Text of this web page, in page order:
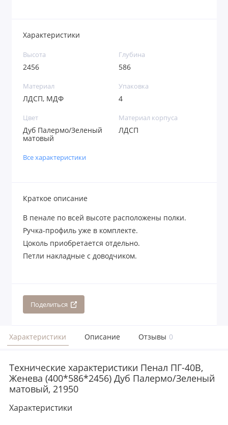
Характеристики
Высота
2456
Глубина
586
Материал
ЛДСП, МДФ
Упаковка
4
Цвет
Дуб Палермо/Зеленый
матовый
Материал корпуса
ЛДСП
Все характеристики
Краткое описание
В пенале по всей высоте расположены полки.
Ручка-профиль уже в комплекте.
Цоколь приобретается отдельно.
Петли накладные с доводчиком.
Поделиться
Характеристики Описание Отзывы 0
Технические характеристики Пенал ПГ-40В,
Женева (400*586*2456) Дуб Палермо/Зеленый
матовый, 21950
Характеристики